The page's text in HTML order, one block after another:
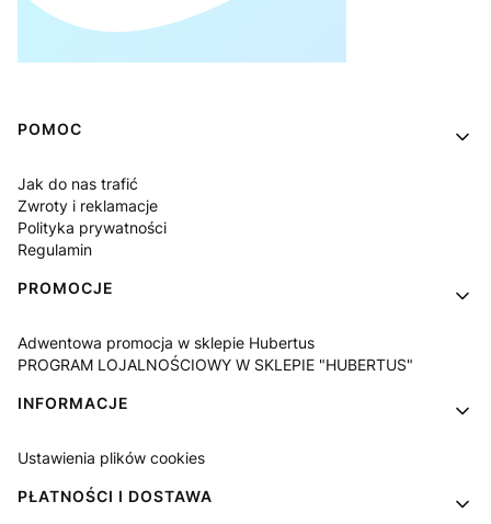
Linki w stopce
POMOC
Jak do nas trafić
Zwroty i reklamacje
Polityka prywatności
Regulamin
PROMOCJE
Adwentowa promocja w sklepie Hubertus
PROGRAM LOJALNOŚCIOWY W SKLEPIE "HUBERTUS"
INFORMACJE
Ustawienia plików cookies
PŁATNOŚCI I DOSTAWA